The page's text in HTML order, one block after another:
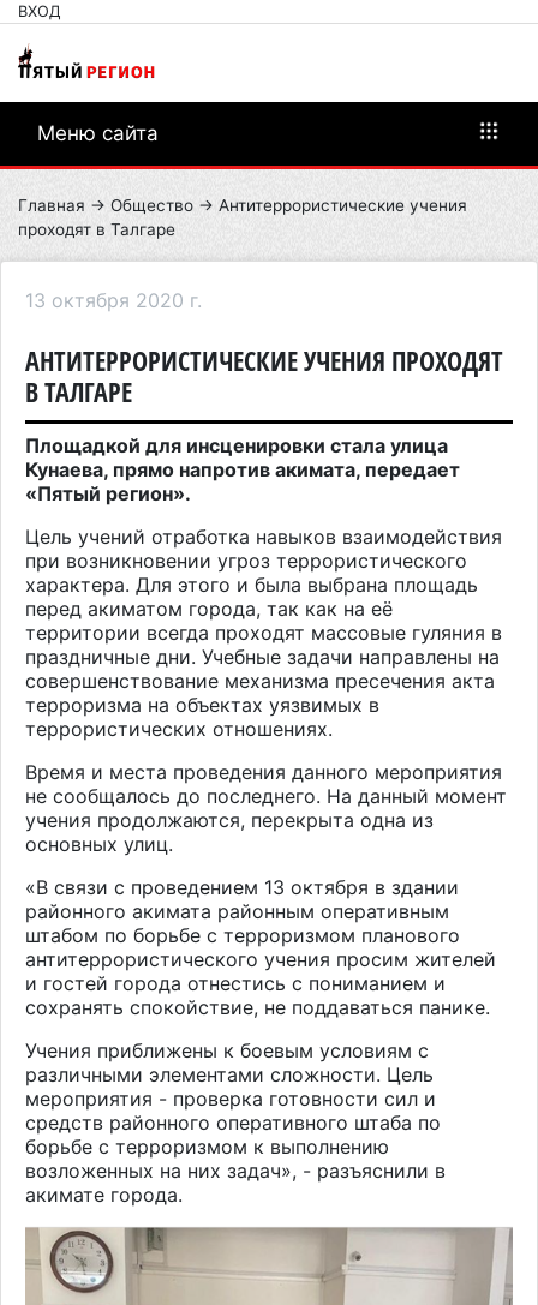
ВХОД
Меню сайта
Главная → Общество → Антитеррористические учения
проходят в Талгаре
13 октября 2020 г.
АНТИТЕРРОРИСТИЧЕСКИЕ УЧЕНИЯ ПРОХОДЯТ
В ТАЛГАРЕ
Площадкой для инсценировки стала улица
Кунаева, прямо напротив акимата, передает
«Пятый регион».
Цель учений отработка навыков взаимодействия
при возникновении угроз террористического
характера. Для этого и была выбрана площадь
перед акиматом города, так как на её
территории всегда проходят массовые гуляния в
праздничные дни. Учебные задачи направлены на
совершенствование механизма пресечения акта
терроризма на объектах уязвимых в
террористических отношениях.
Время и места проведения данного мероприятия
не сообщалось до последнего. На данный момент
учения продолжаются, перекрыта одна из
основных улиц.
«В связи с проведением 13 октября в здании
районного акимата районным оперативным
штабом по борьбе с терроризмом планового
антитеррористического учения просим жителей
и гостей города отнестись с пониманием и
сохранять спокойствие, не поддаваться панике.
Учения приближены к боевым условиям с
различными элементами сложности. Цель
мероприятия - проверка готовности сил и
средств районного оперативного штаба по
борьбе с терроризмом к выполнению
возложенных на них задач», - разъяснили в
акимате города.